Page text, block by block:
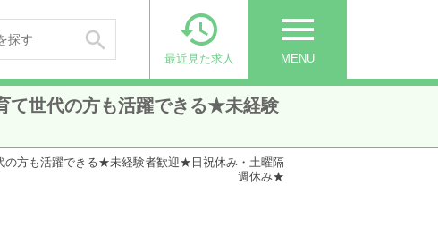
 menu
MENU

最近見た求人
て世代の方も活躍できる★未経験
の方も活躍できる★未経験者歓迎★日祝休み・土曜隔
週休み★